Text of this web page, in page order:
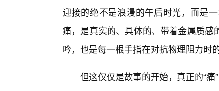
迎接的绝不是浪漫的午后时光，而是
痛，是真实的、具体的、带着金属质
吟，也是每一根手指在对抗物理阻力时
但这仅仅是故事的开始，真正的“